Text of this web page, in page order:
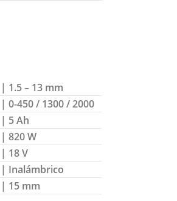
| 1.5 – 13 mm
| 0-450 / 1300 / 2000
| 5 Ah
| 820 W
| 18 V
| Inalámbrico
| 15 mm